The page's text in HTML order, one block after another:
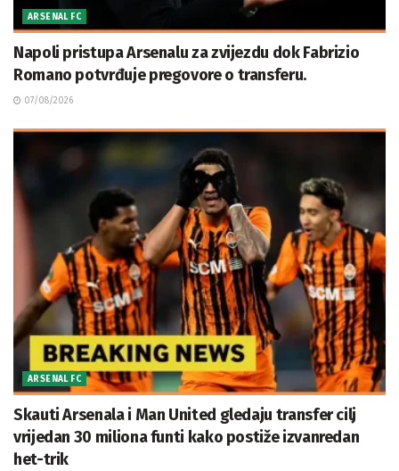
ARSENAL FC
Napoli pristupa Arsenalu za zvijezdu dok Fabrizio
Romano potvrđuje pregovore o transferu.
07/08/2026
ARSENAL FC
Skauti Arsenala i Man United gledaju transfer cilj
vrijedan 30 miliona funti kako postiže izvanredan
het-trik